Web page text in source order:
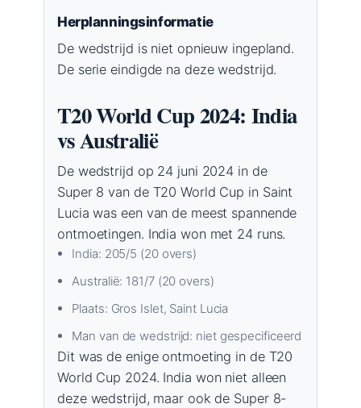
Herplanningsinformatie
De wedstrijd is niet opnieuw ingepland.
De serie eindigde na deze wedstrijd.
T20 World Cup 2024: India
vs Australië
De wedstrijd op 24 juni 2024 in de
Super 8 van de T20 World Cup in Saint
Lucia was een van de meest spannende
ontmoetingen. India won met 24 runs.
India: 205/5 (20 overs)
Australië: 181/7 (20 overs)
Plaats: Gros Islet, Saint Lucia
Man van de wedstrijd: niet gespecificeerd
Dit was de enige ontmoeting in de T20
World Cup 2024. India won niet alleen
deze wedstrijd, maar ook de Super 8-